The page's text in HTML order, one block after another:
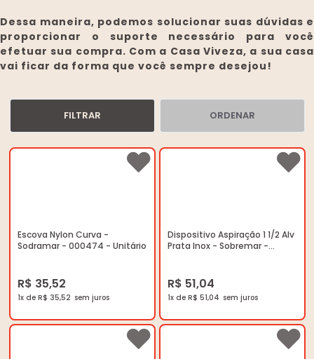
FILTRAR ORDENAR
Escova Nylon Curva -
Sodramar - 000474 - Unitário
R$ 35,52
1x de R$ 35,52
Dispositivo Aspiração 1 1/2 Alv
Prata Inox - Sobremar -
R$ 51,04
1x de R$ 51,04
Dessa maneira, podemos solucionar suas dúvidas e
proporcionar o suporte necessário para você
efetuar sua compra. Com a Casa Viveza, a sua casa
vai ficar da forma que você sempre desejou!